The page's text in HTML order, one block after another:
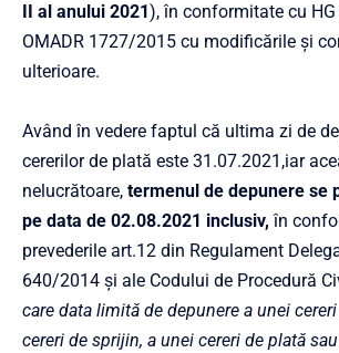
II al anului 2021), în conformitate cu
OMADR 1727/2015 cu modificările și
ulterioare.
Având în vedere faptul că ultima zi de
cererilor de plată este 31.07.2021,iar
nelucrătoare, termenul de depunere se
pe data de 02.08.2021 inclusiv, în
prevederile art.12 din Regulament
640/2014 şi ale Codului de Procedură
care data limită de depunere a unei
cereri de sprijin, a unei cereri de plată